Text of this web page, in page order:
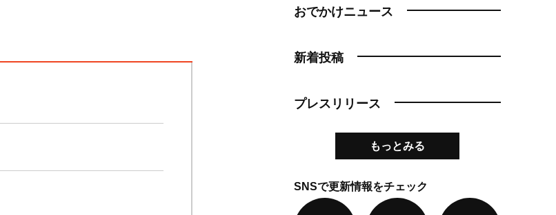
おでかけニュース
新着投稿
プレスリリース
もっとみる
SNSで更新情報をチェック